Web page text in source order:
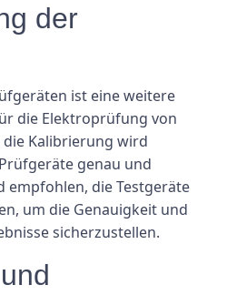
der
ist eine weitere
die Elektroprüfung von
Kalibrierung wird
genau und
empfohlen, die Testgeräte
um die Genauigkeit und
sicherzustellen.